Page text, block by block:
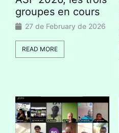
groupes en cours
27 de February de 2026
READ MORE